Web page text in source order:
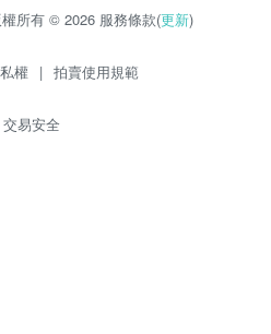
所有 © 2026 服務條款(更新)
權 | 拍賣使用規範
交易安全